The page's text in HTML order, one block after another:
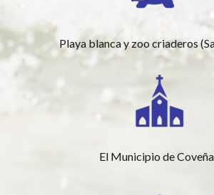
Playa blanca y zoo criaderos
El Municipio de